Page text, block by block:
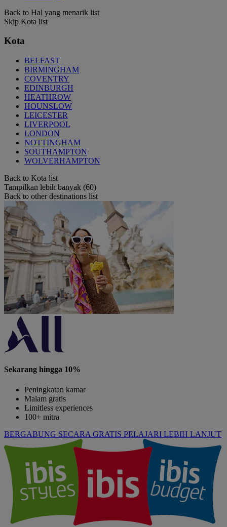
Back to Hal yang menarik list
Skip Kota list
Kota
BELFAST
BIRMINGHAM
COVENTRY
EDINBURGH
HEATHROW
HOUNSLOW
LEICESTER
LIVERPOOL
LONDON
NOTTINGHAM
SOUTHAMPTON
WOLVERHAMPTON
Back to Kota list
Tampilkan lebih banyak (60)
Back to other destinations list
Sekarang hingga 10%
Peningkatan kamar
Malam gratis
Limitless experiences
100+ mitra
BERGABUNG SECARA GRATIS PELAJARI LEBIH LANJUT